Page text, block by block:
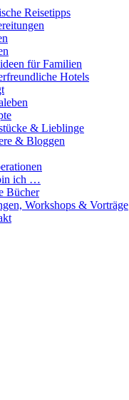
Reisetipps
für Familien
Hotels
& Lieblinge
& Bloggen
ich …
Bücher
Workshops & Vorträge